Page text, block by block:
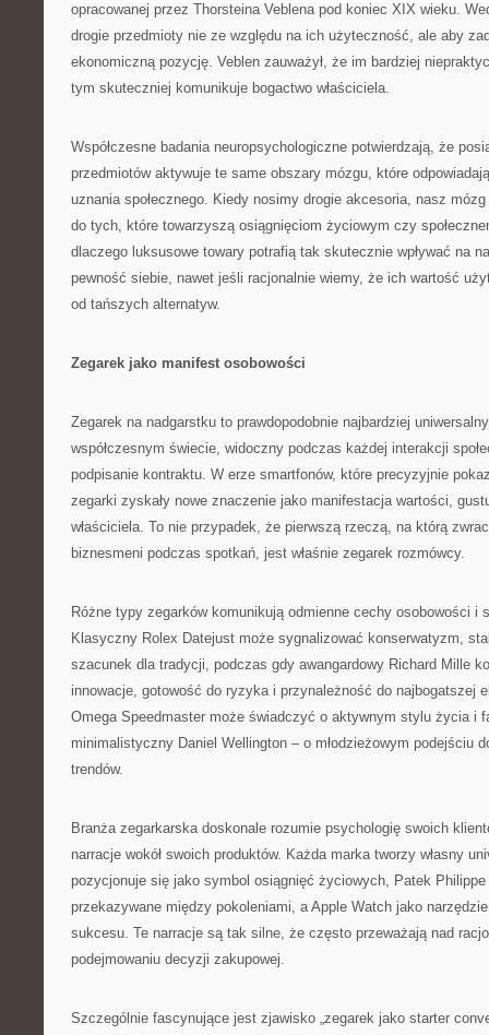
opracowanej przez Thorsteina Veblena pod koniec XIX wieku.
drogie przedmioty nie ze względu na ich użyteczność, ale aby
ekonomiczną pozycję. Veblen zauważył, że im bardziej
tym skuteczniej komunikuje bogactwo właściciela.
Współczesne badania neuropsychologiczne potwierdzają, że
przedmiotów aktywuje te same obszary mózgu, które
uznania społecznego. Kiedy nosimy drogie akcesoria, nasz
do tych, które towarzyszą osiągnięciom życiowym czy
dlaczego luksusowe towary potrafią tak skutecznie wpływać na
pewność siebie, nawet jeśli racjonalnie wiemy, że ich wartość
od tańszych alternatyw.
Zegarek jako manifest osobowości
Zegarek na nadgarstku to prawdopodobnie najbardziej
współczesnym świecie, widoczny podczas każdej interakcji
podpisanie kontraktu. W erze smartfonów, które precyzyjnie
zegarki zyskały nowe znaczenie jako manifestacja wartości,
właściciela. To nie przypadek, że pierwszą rzeczą, na którą
biznesmeni podczas spotkań, jest właśnie zegarek rozmówcy.
Różne typy zegarków komunikują odmienne cechy osobowości i
Klasyczny Rolex Datejust może sygnalizować konserwatyzm,
szacunek dla tradycji, podczas gdy awangardowy Richard Mille
innowacje, gotowość do ryzyka i przynależność do najbogatszej
Omega Speedmaster może świadczyć o aktywnym stylu życia i
minimalistyczny Daniel Wellington – o młodzieżowym podejściu
trendów.
Branża zegarkarska doskonale rozumie psychologię swoich
narracje wokół swoich produktów. Każda marka tworzy własny
pozycjonuje się jako symbol osiągnięć życiowych, Patek
przekazywane między pokoleniami, a Apple Watch jako
sukcesu. Te narracje są tak silne, że często przeważają nad
podejmowaniu decyzji zakupowej.
Szczególnie fascynujące jest zjawisko „zegarek jako starter